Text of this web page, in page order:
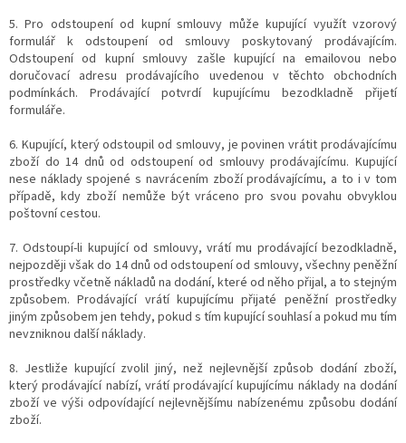
5. Pro odstoupení od kupní smlouvy může kupující využít vzorový
formulář k odstoupení od smlouvy poskytovaný prodávajícím.
Odstoupení od kupní smlouvy zašle kupující na emailovou nebo
doručovací adresu prodávajícího uvedenou v těchto obchodních
podmínkách. Prodávající potvrdí kupujícímu bezodkladně přijetí
formuláře.
6. Kupující, který odstoupil od smlouvy, je povinen vrátit prodávajícímu
zboží do 14 dnů od odstoupení od smlouvy prodávajícímu. Kupující
nese náklady spojené s navrácením zboží prodávajícímu, a to i v tom
případě, kdy zboží nemůže být vráceno pro svou povahu obvyklou
poštovní cestou.
7. Odstoupí-li kupující od smlouvy, vrátí mu prodávající bezodkladně,
nejpozději však do 14 dnů od odstoupení od smlouvy, všechny peněžní
prostředky včetně nákladů na dodání, které od něho přijal, a to stejným
způsobem. Prodávající vrátí kupujícímu přijaté peněžní prostředky
jiným způsobem jen tehdy, pokud s tím kupující souhlasí a pokud mu tím
nevzniknou další náklady.
8. Jestliže kupující zvolil jiný, než nejlevnější způsob dodání zboží,
který prodávající nabízí, vrátí prodávající kupujícímu náklady na dodání
zboží ve výši odpovídající nejlevnějšímu nabízenému způsobu dodání
zboží.